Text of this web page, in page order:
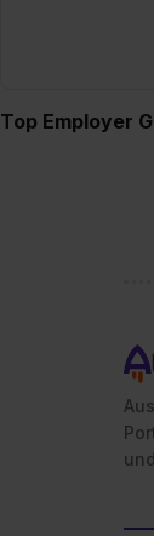
Top Employer
und